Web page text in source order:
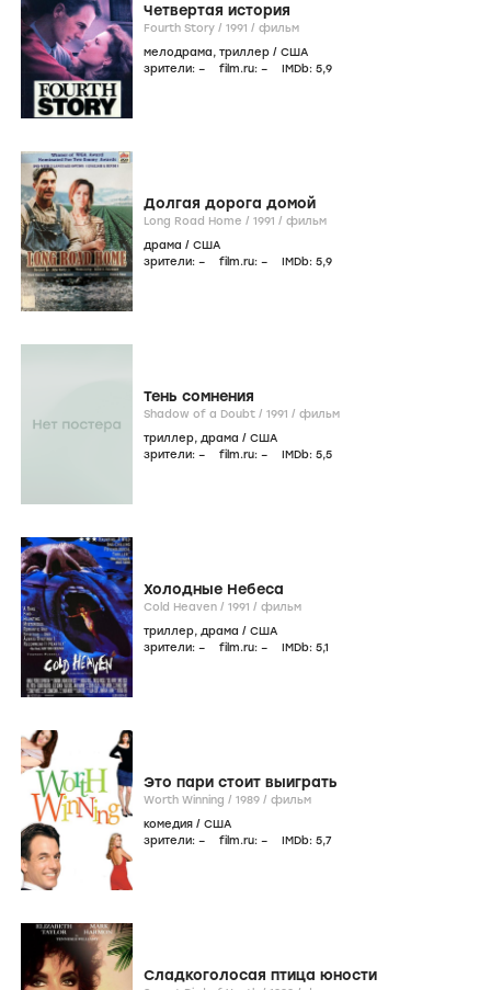
Четвертая история
Fourth Story / 1991 / фильм
мелодрама, триллер / США
зрители: – film.ru: – IMDb: 5,9
Долгая дорога домой
Long Road Home / 1991 / фильм
драма / США
зрители: – film.ru: – IMDb: 5,9
Тень сомнения
Shadow of a Doubt / 1991 / фильм
триллер, драма / США
зрители: – film.ru: – IMDb: 5,5
Холодные Небеса
Cold Heaven / 1991 / фильм
триллер, драма / США
зрители: – film.ru: – IMDb: 5,1
Это пари стоит выиграть
Worth Winning / 1989 / фильм
комедия / США
зрители: – film.ru: – IMDb: 5,7
Сладкоголосая птица юности